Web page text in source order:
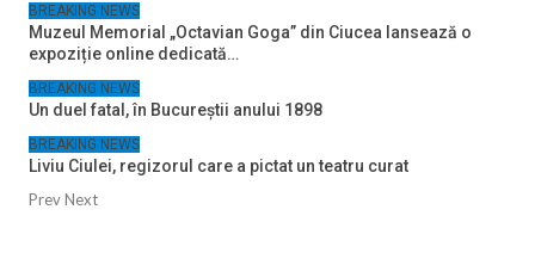
BREAKING NEWS
Muzeul Memorial „Octavian Goga” din Ciucea lansează o
expoziție online dedicată…
BREAKING NEWS
Un duel fatal, în Bucureştii anului 1898
BREAKING NEWS
Liviu Ciulei, regizorul care a pictat un teatru curat
PrevNext